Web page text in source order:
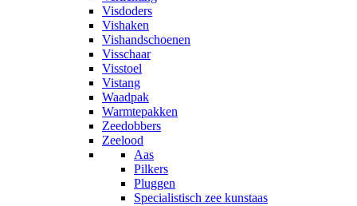
Visdoders
Vishaken
Vishandschoenen
Visschaar
Visstoel
Vistang
Waadpak
Warmtepakken
Zeedobbers
Zeelood
Aas
Pilkers
Pluggen
Specialistisch zee kunstaas